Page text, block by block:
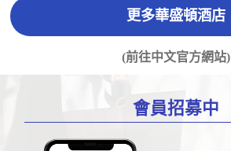
更多華盛頓酒店
(前往中文官方網站)
會員招募中